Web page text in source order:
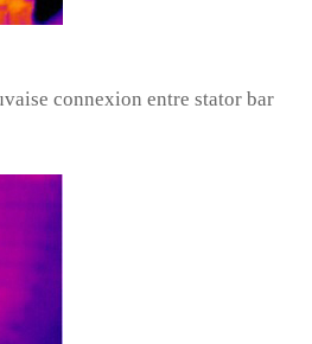
connexion entre stator bar